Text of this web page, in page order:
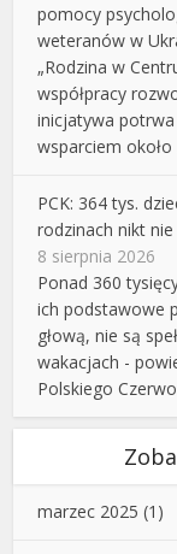
pomocy
weteranów w
„Rodzina w
współpracy
inicjatywa
wsparciem
PCK: 364 tys.
rodzinach nikt
8 sierpnia 2026
Ponad 360
ich podstawowe
głową, nie są
wakacjach -
Polskiego
marzec 2025 (1)